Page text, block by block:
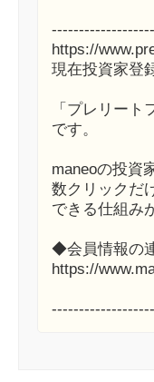
https://
現在投資家登
「プレリー
です。
maneoの投資
数クリックだ
できる仕組み
◆会員情報の
https://